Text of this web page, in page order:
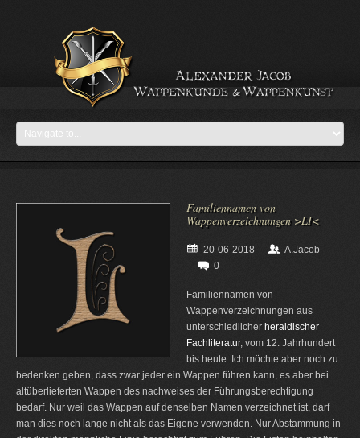
Familiennamen von
Wappenverzeichnungen >LI<
20-06-2018
A.Jacob
0
Familiennamen von
Wappenverzeichnungen aus
unterschiedlicher heraldischer
Fachliteratur, vom 12. Jahrhundert
bis heute. Ich möchte aber noch zu
bedenken geben, dass zwar jeder ein Wappen führen kann, es aber bei
altüberlieferten Wappen des nachweises der Führungsberechtigung
bedarf. Nur weil das Wappen auf denselben Namen verzeichnet ist, darf
man dies noch lange nicht als das Eigene verwenden. Nur Abstammung in